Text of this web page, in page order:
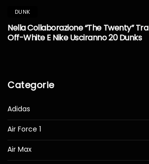
DUNK
Nella Collaborazione “The Twenty” Tra
Off-White E Nike Usciranno 20 Dunks
Categorie
Adidas
Air Force 1
Air Max